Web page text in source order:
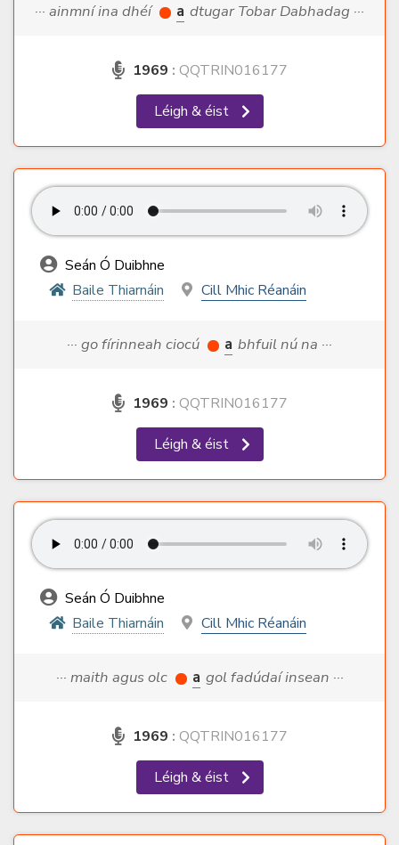
··· ainmní ina dhéí a dtugar Tobar Dabhadag ···
1969 : QQTRIN016177
Léigh & éist
Seán Ó Duibhne
Baile Thiarnáin
Cill Mhic Réanáin
··· go fírinneah ciocú a bhfuil nú na ···
1969 : QQTRIN016177
Léigh & éist
Seán Ó Duibhne
Baile Thiarnáin
Cill Mhic Réanáin
··· maith agus olc a gol fadúdaí insean ···
1969 : QQTRIN016177
Léigh & éist